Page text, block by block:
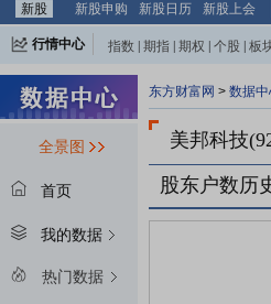
新股
新股申购 新股日历 新股上会
行情中心 指数 期指 期权 个股 板
全景图
首页
我的数据
热门数据
东方财富网 > 数据
美邦科技
股东户数历